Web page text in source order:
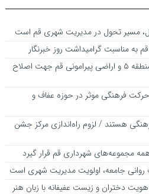
مسیر تحول در مدیریت شهری قم است
مناسبت گرامیداشت روز خبرنگار
بررسی ظرفیت کوره‌پزخانه‌های منطقه ۵ و اراضی پیرامونی قم جهت اصلاح
فرهنگی موثر در حوزه عفاف و
هستند / لزوم راه‌اندازی مرکز جشن
مجموعه‌های شهرداری قم قرار گیرد
روانی جامعه، اولویت مدیریت شهری است
دختران و زیست عفیفانه با زبان هنر